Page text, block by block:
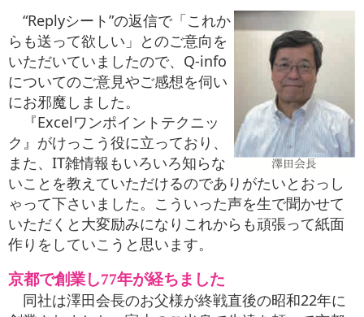
“Replyシート”の返信で「これか
らも送って欲しい」とのご意向を
いただいていましたので、Q-info
についてのご意見やご感想を伺い
にお邪魔しました。
『Excelワンポイントテクニッ
ク』がけっこう役に立っており、
また、IT雑情報もいろいろ知らな
いことを教えていただけるのでありがたいとおっし
ゃって下さいました。こういった声を生で聞かせて
いただくと大変励みになりこれからも頑張って紙面
作りをしていこうと思います。
京都で創業し77年が経ちました
同社は澤田会長のお父様が終戦直後の昭和22年に